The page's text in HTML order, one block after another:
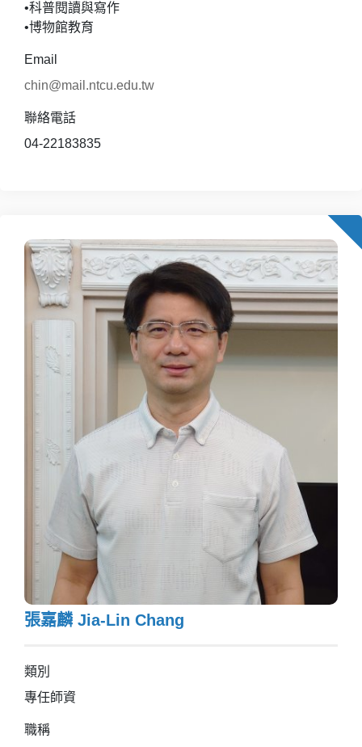
•科普閱讀與寫作
•博物館教育
Email
chin@mail.ntcu.edu.tw
聯絡電話
04-22183835
張嘉麟 Jia-Lin Chang
類別
專任師資
職稱